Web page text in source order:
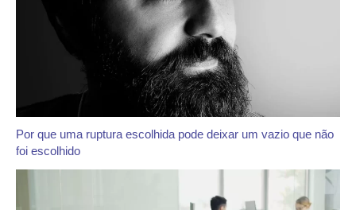
Por que uma ruptura escolhida pode deixar um vazio que não
foi escolhido